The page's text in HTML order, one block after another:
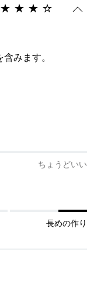
みます。
ちょうどいい
長めの作り